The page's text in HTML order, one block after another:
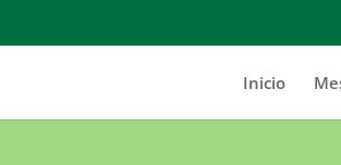
Inicio